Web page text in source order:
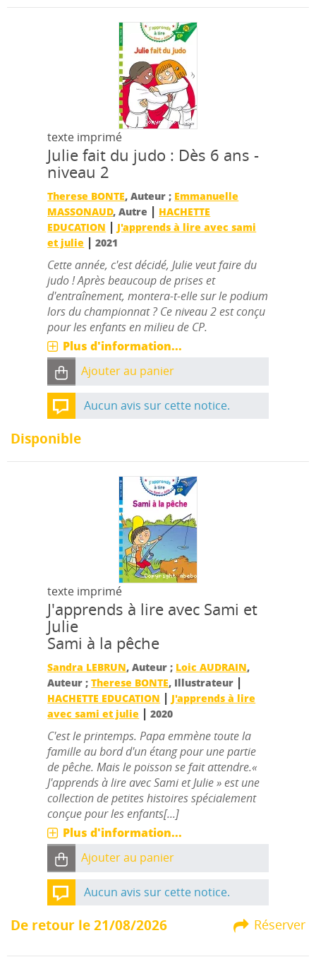
texte imprimé
Julie fait du judo : Dès 6 ans -
niveau 2
Therese BONTE, Auteur ; Emmanuelle
MASSONAUD, Autre | HACHETTE
EDUCATION | J'apprends à lire avec sami
et julie |2021
Cette année, c'est décidé, Julie veut faire du
judo ! Après beaucoup de prises et
d'entraînement, montera-t-elle sur le podium
lors du championnat ? Ce niveau 2 est conçu
pour les enfants en milieu de CP.
Plus d'information...
Ajouter au panier
Aucun avis sur cette notice.
Disponible
texte imprimé
J'apprends à lire avec Sami et
Julie
Sami à la pêche
Sandra LEBRUN, Auteur ; Loic AUDRAIN,
Auteur ;Therese BONTE, Illustrateur |
HACHETTE EDUCATION | J'apprends à lire
avec sami et julie |2020
C'est le printemps. Papa emmène toute la
famille au bord d'un étang pour une partie
de pêche. Mais le poisson se fait attendre.«
J'apprends à lire avec Sami et Julie » est une
collection de petites histoires spécialement
conçue pour les enfants[...]
Plus d'information...
Ajouter au panier
Aucun avis sur cette notice.
Réserver
De retour le 21/08/2026